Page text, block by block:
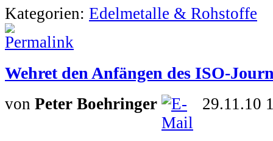
Kategorien: Edelmetalle & Rohstoffe
Wehret den Anfängen des ISO-
von Peter Boehringer 29.11.10